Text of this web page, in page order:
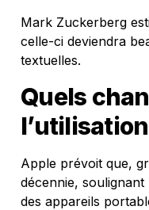
Mark Zuckerberg
celle-ci deviendra
textuelles.
Quels
Apple prévoit que,
décennie,
des appareils